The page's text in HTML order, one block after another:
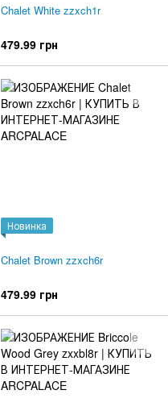
Chalet White zzxch1r
479.99 грн
Новинка
Chalet Brown zzxch6r
479.99 грн